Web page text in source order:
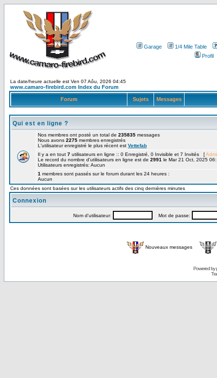
Garage
1/4 Mile Table
Profil
La date/heure actuelle est Ven 07 Aôu, 2026 04:45
www.camaro-firebird.com Index du Forum
Forum Sujets Messages
Qui est en ligne ?
Nos membres ont posté un total de 235835 messages
Nous avons 2275 membres enregistrés
L'utilisateur enregistré le plus récent est Vettefab
Il y a en tout 7 utilisateurs en ligne :: 0 Enregistré, 0 Invisible et 7 Invités [
Le record du nombre d'utilisateurs en ligne est de 2991 le Mar 21 Oct, 2025
Utilisateurs enregistrés: Aucun
1 membres sont passés sur le forum durant les 24 heures :
Aucun
Ces données sont basées sur les utilisateurs actifs des cinq dernières minutes
Connexion
Nom d'utilisateur: Mot de passe:
Nouveaux messages
Powered by